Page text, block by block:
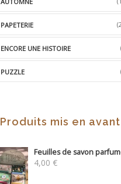
PAPETERIE
ENCORE UNE HISTOIRE
PUZZLE
Produits mis en avant
Feuilles de savon
4,00 €